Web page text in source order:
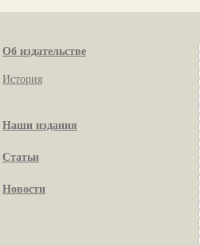
Об издательстве
История
Наши издания
Статьи
Новости